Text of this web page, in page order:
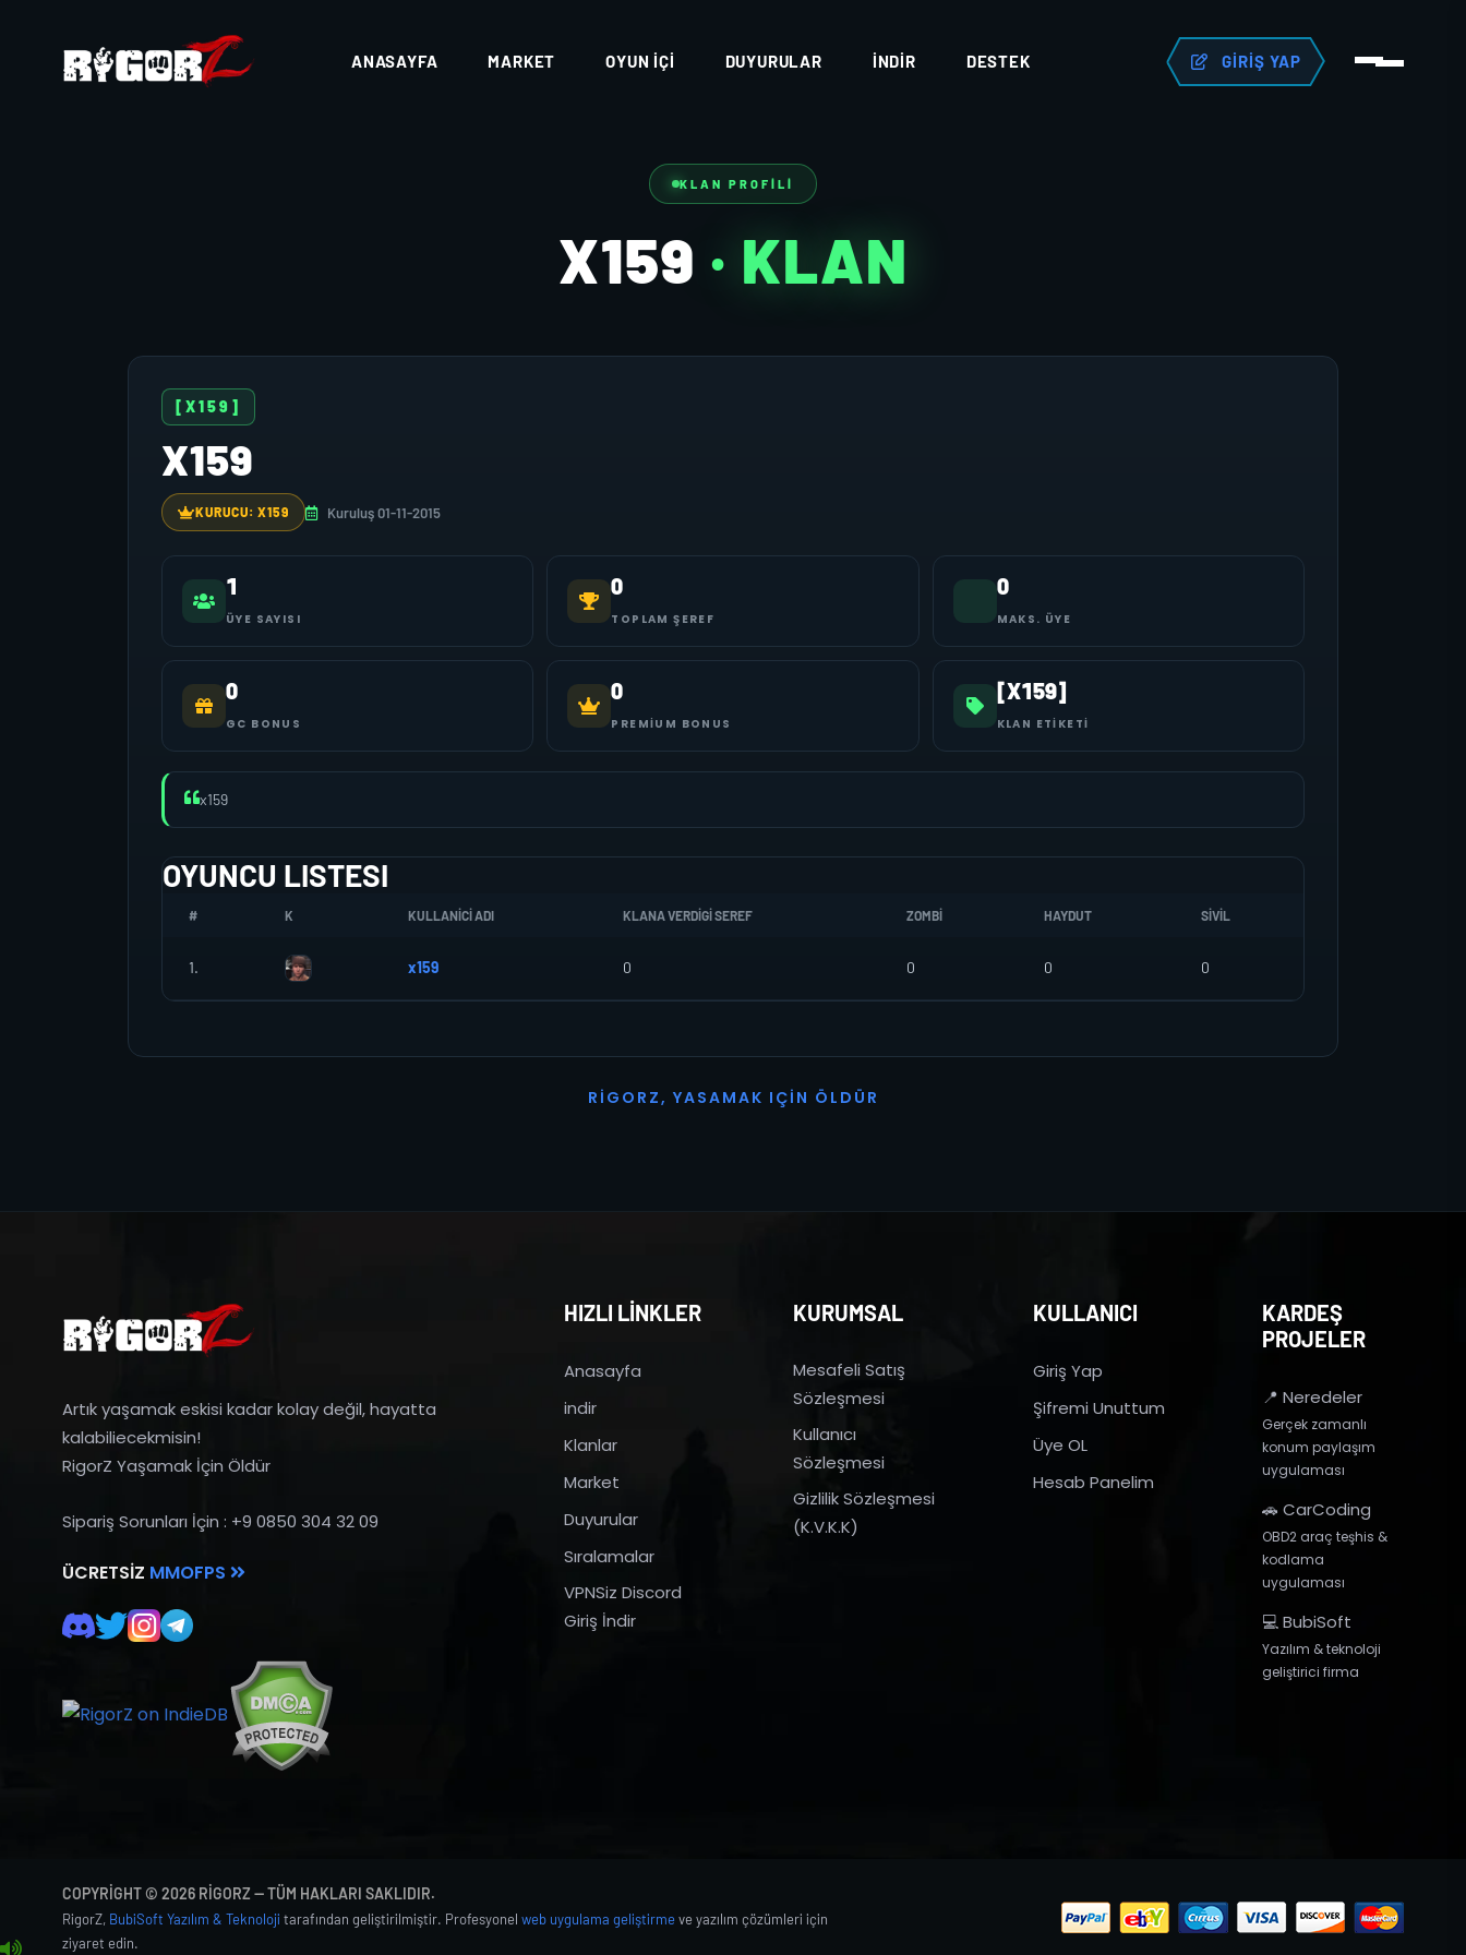
ANASAYFA MARKET OYUN İÇI DUYURULAR İNDIR DESTEK GIRIŞ YAP
KLAN PROFILI
X159 · KLAN
[X159]
X159
KURUCU: X159 Kuruluş 01-11-2015
1
ÜYE SAYISI
0
TOPLAM ŞEREF
0
MAKS. ÜYE
0
GC BONUS
0
PREMIUM BONUS
[X159]
KLAN ETIKETI
x159
OYUNCU LISTESI
# K KULLANICI ADI KLANA VERDIGI SEREF ZOMBI HAYDUT SIVIL
1. x159 0 0 0 0
R I G O R Z, YASAMAK I ÇI N Ö L D Ü R
Artık yaşamak eskisi kadar kolay değil, hayatta
kalabiliecekmisin!
RigorZ Yaşamak İçin Öldür
Sipariş Sorunları İçin : +9 0850 304 32 09
ÜCRETSIZ MMOFPS
HIZLI LİNKLER
Anasayfa
indir
Klanlar
Market
Duyurular
Sıralamalar
VPNSiz Discord
Giriş İndir
KURUMSAL
Mesafeli Satış
Sözleşmesi
Kullanıcı
Sözleşmesi
Gizlilik Sözleşmesi
(K.V.K.K)
KULLANICI
Giriş Yap
Şifremi Unuttum
Üye OL
Hesab Panelim
KARDEŞ
PROJELER
📍 Neredeler
Gerçek zamanlı
konum paylaşım
uygulaması
🚗 CarCoding
OBD2 araç teşhis &
kodlama
uygulaması
💻 BubiSoft
Yazılım & teknoloji
geliştirici firma
COPYRIGHT © 2026 RIGORZ — TÜM HAKLARI SAKLIDIR.
RigorZ, BubiSoft Yazılım & Teknoloji tarafından geliştirilmiştir. Profesyonel web uygulama geliştirmeve yazılım çözümleri için
ziyaret edin.